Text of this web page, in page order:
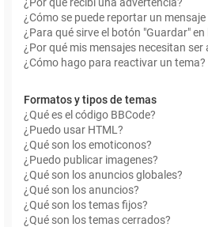
¿Cómo se puede reportar un
¿Para qué sirve el botón "Guardar"
¿Por qué mis mensajes necesitan ser
¿Cómo hago para reactivar un tema?
Formatos y tipos de temas
¿Qué es el código BBCode?
¿Puedo usar HTML?
¿Qué son los emoticonos?
¿Puedo publicar imagenes?
¿Qué son los anuncios globales?
¿Qué son los anuncios?
¿Qué son los temas fijos?
¿Qué son los temas cerrados?